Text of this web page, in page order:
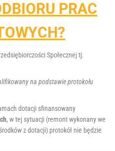
PRAC
Społecznej tj.
na podstawie protokołu
dotacji sfinansowany
, w tej sytuacji (remont wykonany we
z dotacji) protokół nie będzie